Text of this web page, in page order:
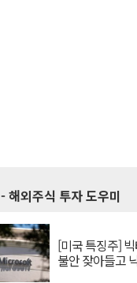
- 해외주식 투자 도우미
[미국 특징주]
불안 잦아들고